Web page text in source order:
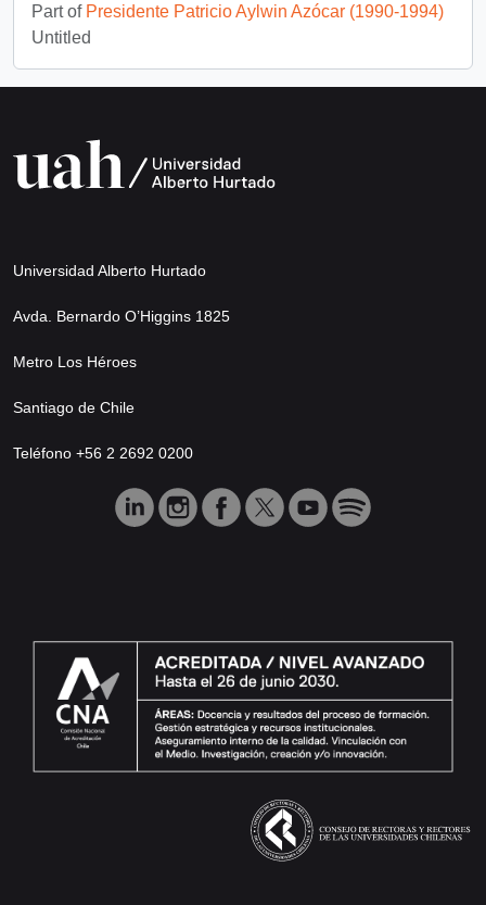
Part of Presidente Patricio Aylwin Azócar (1990-1994)
Untitled
Universidad Alberto Hurtado
Avda. Bernardo O’Higgins 1825
Metro Los Héroes
Santiago de Chile
Teléfono +56 2 2692 0200